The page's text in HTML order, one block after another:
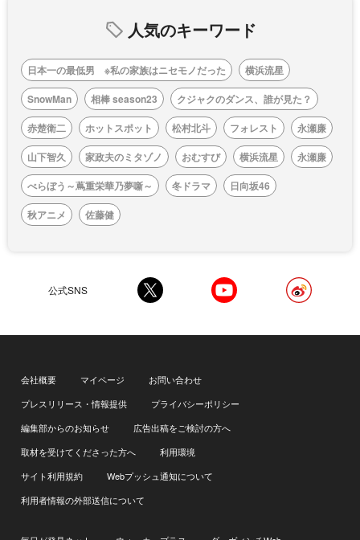
人気のキーワード
日本一の最低男 ※私の家族はニセモノだった
横浜流星
SnowMan
相棒 season23
クジャクのダンス、誰が見た？
赤楚衛二
ホットスポット 松村北斗 フォレスト
永瀬廉
山下智久
家政夫のミタゾノ おむすび 横浜流星
永瀬廉
べらぼう～蔦重栄華乃夢噺～
冬ドラマ
日向坂46
秋アニメ
佐藤健
公式SNS
会社概要 マイページ
お問い合わせ
プレスリリース・情報提供
プライバシーポリシー
編集部からのお知らせ
広告出稿をご検討の方へ
取材を受けてくださった方へ
利用環境
サイト利用規約
Webプッシュ通知について
利用者情報の外部送信について